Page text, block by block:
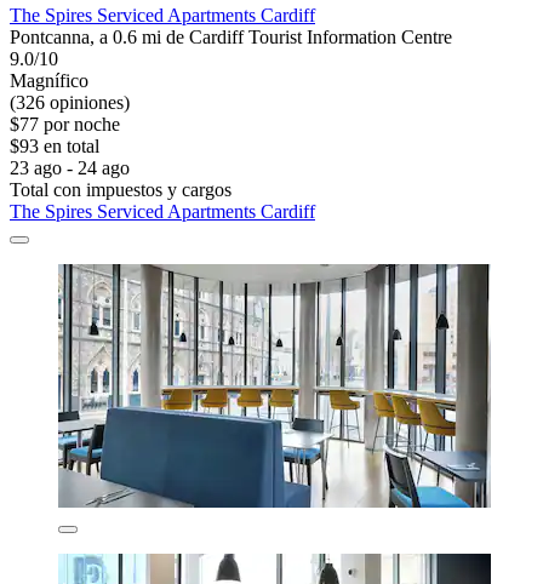
The Spires Serviced Apartments Cardiff
Pontcanna, a 0.6 mi de Cardiff Tourist Information Centre
9.0/10
Magnífico
(326 opiniones)
$77 por noche
$93 en total
23 ago - 24 ago
Total con impuestos y cargos
The Spires Serviced Apartments Cardiff